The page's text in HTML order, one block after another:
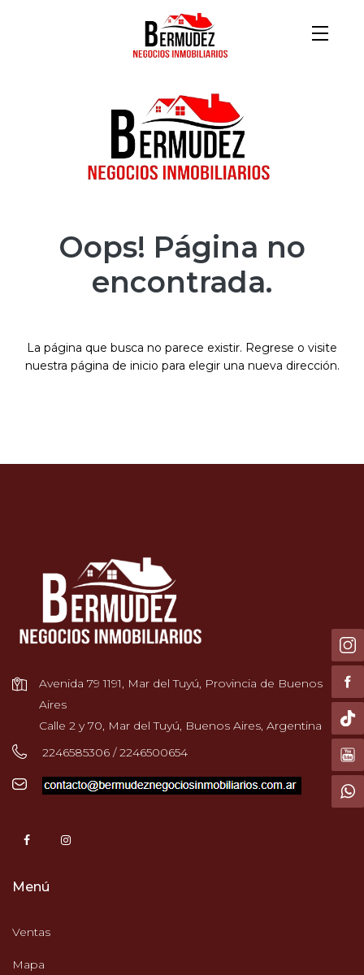
Oops! Página no
encontrada.
La página que busca no parece existir. Regrese o visite
nuestra página de inicio para elegir una nueva dirección.
Avenida 79 1191, Mar del Tuyú, Provincia de Buenos
Aires
Calle 2 y 70, Mar del Tuyú, Buenos Aires, Argentina
2246585306 / 2246500654
Menú
Ventas
Mapa